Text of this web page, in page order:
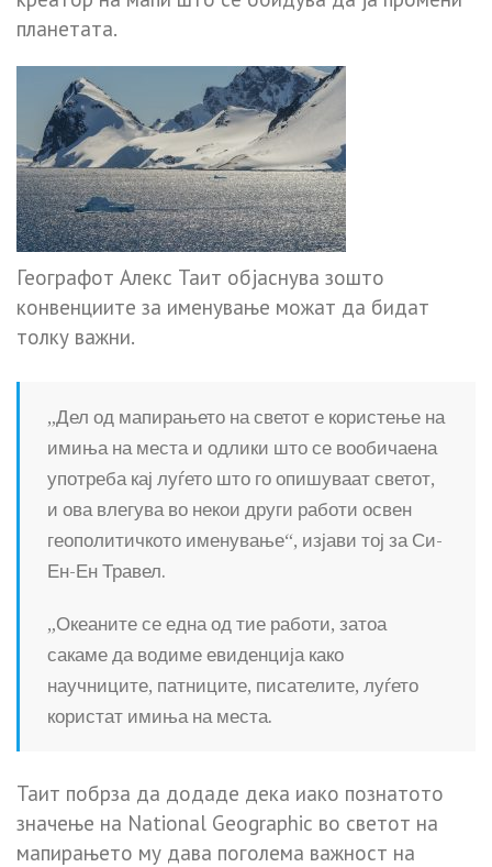
планетата.
Географот Алекс Таит објаснува зошто
конвенциите за именување можат да бидат
толку важни.
„Дел од мапирањето на светот е користење на
имиња на места и одлики што се вообичаена
употреба кај луѓето што го опишуваат светот,
и ова влегува во некои други работи освен
геополитичкото именување“, изјави тој за Си-
Ен-Ен Травел.
„Океаните се една од тие работи, затоа
сакаме да водиме евиденција како
научниците, патниците, писателите, луѓето
користат имиња на места.
Таит побрза да додаде дека иако познатото
значење на National Geographic во светот на
мапирањето му дава поголема важност на